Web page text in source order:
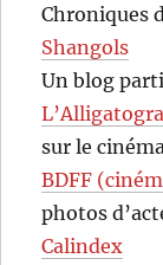
Chroniques
Shangols
Un blog
sur le
BDFF
photos
Calindex